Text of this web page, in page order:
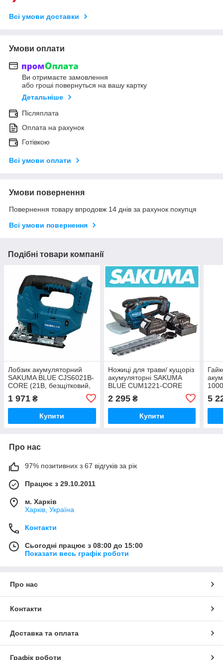
Всі умови доставки
Умови оплати
Ви отримаєте замовлення
або гроші повернуться на вашу картку
Детальніше
Післяплата
Оплата на рахунок
Готівкою
Всі умови оплати
Умови повернення
Повернення товару впродовж 14 днів за рахунок покупця
Всі умови повернення
Подібні товари компанії
Лобзик акумуляторний
SAKUMA BLUE CJS6021B-
CORE (21В, безщітковий,
1 971 ₴
Купити
Ножиці для трави/ кущоріз
акумуляторні SAKUMA
BLUE CUM1221-CORE
SET02 (21В, зарядне та 2
бат. 4.0Аг)
2 295₴
Купити
5
Про нас
97% позитивних з 67 відгуків за рік
Працює з 29.10.2011
м. Харків
Харків, Україна
Контакти
Сьогодні працює з 08:00 до 15:00
Показати весь графік роботи
Про нас
Контакти
Доставка та оплата
Графік роботи